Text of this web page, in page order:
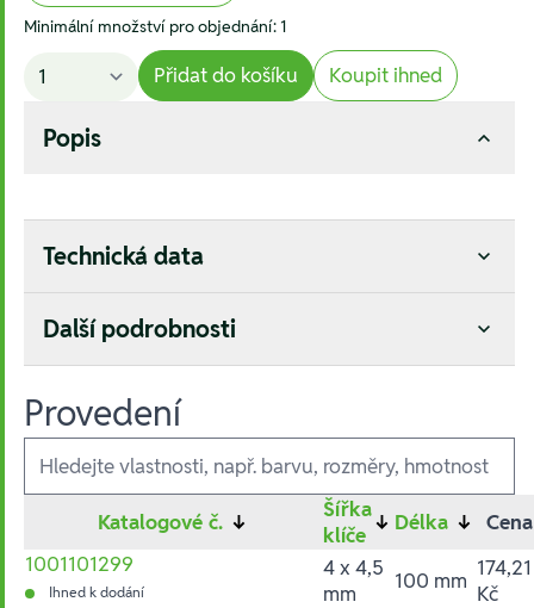
Minimální množství pro objednání: 1
Přidat do košíku Koupit ihned
Popis
Technická data
Další podrobnosti
Provedení
Ausführungen
Katalogové č. ↓
Šířka
klíče ↓ Délka ↓
Cena
1001101299
Ihned k dodání
4 x 4,5
mm
100 mm 174,21
Kč